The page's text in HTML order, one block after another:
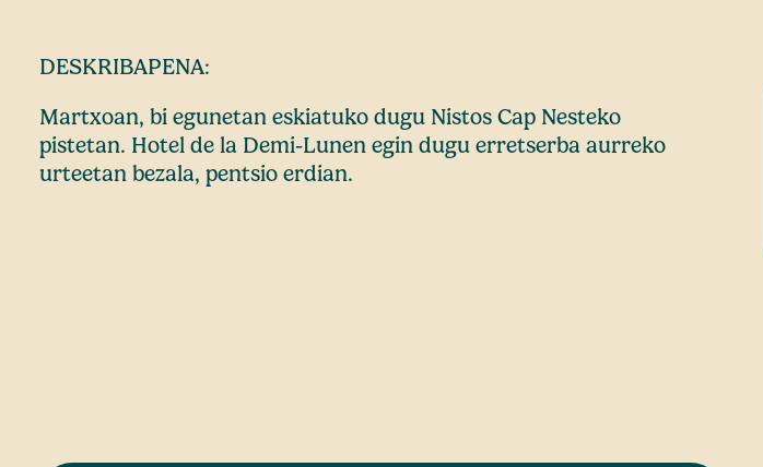
DESKRIBAPENA:
Martxoan, bi egunetan eskiatuko dugu Nistos Cap Nesteko
pistetan. Hotel de la Demi-Lunen egin dugu erretserba aurreko
urteetan bezala, pentsio erdian.